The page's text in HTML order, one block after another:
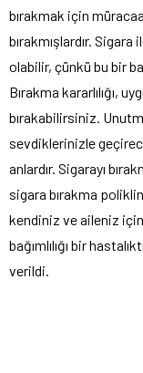
bırakmak için
bırakmışlardır.
olabilir, çünkü bu bir
Bırakma kararlılığı,
bırakabilirsiniz.
sevdiklerinizle
anlardır. Sigarayı
sigara bırakma
kendiniz ve aileniz için
bağımlılığı bir
verildi.